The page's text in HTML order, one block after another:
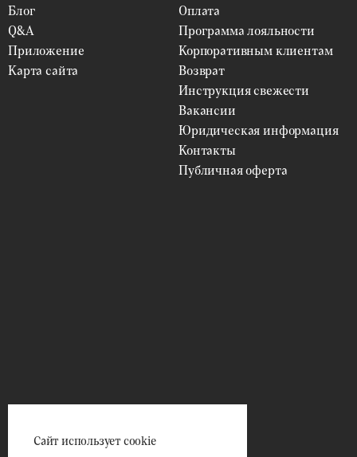
Блог
Q&A
Приложение
Карта сайта
Оплата
Программа лояльности
Корпоративным клиентам
Возврат
Инструкция свежести
Вакансии
Юридическая информация
Контакты
Публичная оферта
Сайт использует cookie